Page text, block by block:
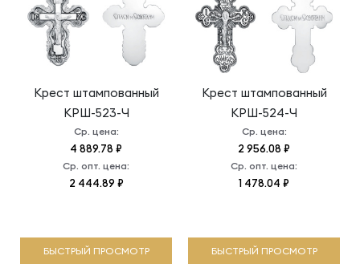
Крест штампованный
КРШ-523-Ч
Ср. цена:
4 889.78 ₽
Ср. опт. цена:
2 444.89 ₽
БЫСТРЫЙ ПРОСМОТР
Крест штампованный
КРШ-524-Ч
Ср. цена:
2 956.08 ₽
Ср. опт. цена:
1 478.04 ₽
БЫСТРЫЙ ПРОСМОТР